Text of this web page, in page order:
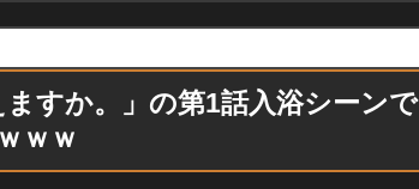
すか。」の第1話入浴シーンで
ｗｗ